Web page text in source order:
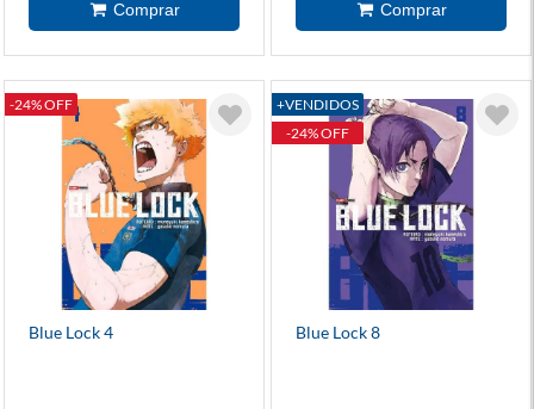
-24% OFF
Blue Lock 4
+VENDIDOS
-24% OFF
Blue Lock 8